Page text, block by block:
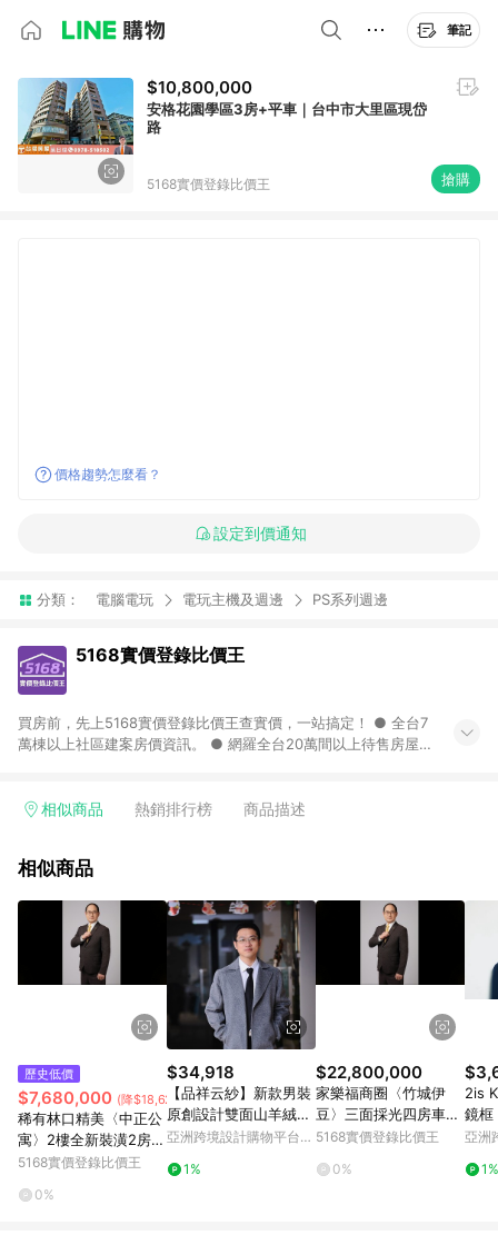
筆記
$10,800,000
安格花園學區3房+平車｜台中市大里區現岱
路
5168實價登錄比價王 搶購
價格趨勢怎麼看？
設定到價通知
分類： 電腦電玩 電玩主機及週邊 PS系列週邊
5168實價登錄比價王
買房前，先上5168實價登錄比價王查實價，一站搞定！ ● 全台7
萬棟以上社區建案房價資訊。 ● 網羅全台20萬間以上待售房屋，
器人，24小時在線查。
相似商品 熱銷排行榜 商品描述
相似商品
歷史低價
$7,680,000 (降$18,620,000)
稀有林口精美〈中正公
寓〉2樓全新裝潢2房｜
新北市林口區中正路
5168實價登錄比價王
0%
$34,918
【品祥云紗】新款男裝
原創設計雙面山羊絨大
衣 手工縫制
亞洲跨境設計購物平台
1%
$22,800,000
家樂福商圈〈竹城伊
豆〉三面採光四房車｜
新北市林口區文化三路
5168實價登錄比價王
0%
2is
鏡框
瑁色
亞洲
1%